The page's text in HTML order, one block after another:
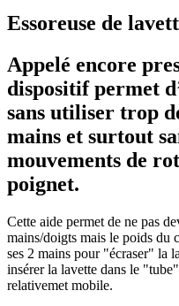
Essoreuse de
Appelé encore
dispositif permet
sans utiliser trop
mains et surtout
mouvements de
poignet.
Cette aide permet de ne pas
mains/doigts mais le poids du
ses 2 mains pour "écraser" la
insérer la lavette dans le
relativemet mobile.